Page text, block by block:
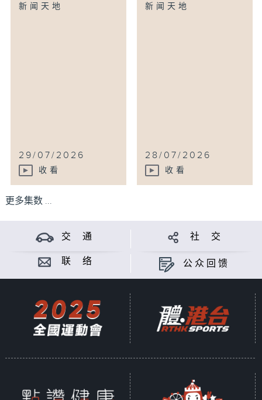
新闻天地
29/07/2026
收看
新闻天地
28/07/2026
收看
更多集数 ...
交 通 社 交
联 络 公众回馈